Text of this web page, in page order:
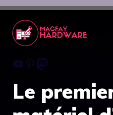
Aller
contenu
Youtube
Pinterest
Mastodon
Le